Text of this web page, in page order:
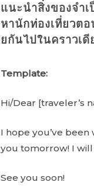
แนะนำสิ่งของจำ
หานักท่องเที่ยวต
ยกันไปในคราวเดี
Template:
Hi/Dear [traveler’s
I hope you’ve
you tomorrow! I
See you soon!